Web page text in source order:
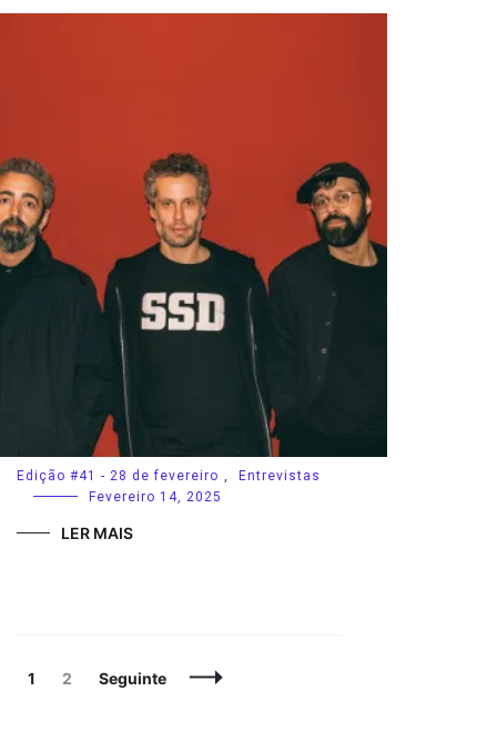
Edição #41 - 28 de fevereiro ,
Entrevistas
Fevereiro 14, 2025
LER MAIS
Navegação
Página
1 Página
2 Seguinte